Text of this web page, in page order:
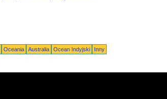
Oceania Australia Ocean Indyjski
Inny